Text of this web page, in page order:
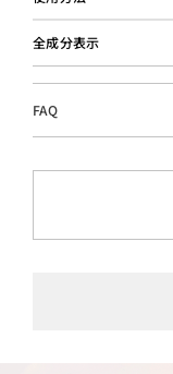
全成分表示
FAQ